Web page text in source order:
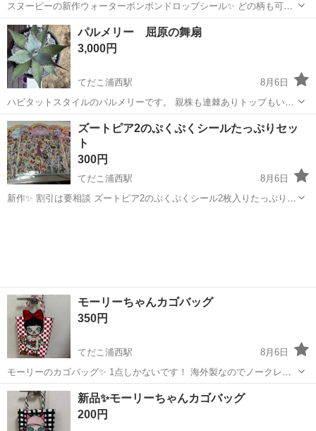
スヌーピーの新作ウォーターボンボンドロップシール✨ どの柄も可愛
いですよ🥰💕 各300に値下げ❗️ 海外製なのでノークレーム、ノーリター
ンでお願いします！
沖縄 沖縄市 てだこ浦西駅 ラッピング用品
パルメリー 屈原の舞扇
3,000円
てだこ浦西駅
8月6日
ハビタットスタイルのパルメリーです。 親株も連棘ありトップもいい
感じだと思います。 鉢ごとお渡しいたします
沖縄 うるま市 てだこ浦西駅 家庭用品 リー
ズートピア2のぷくぷくシールたっぷりセッ
ト
300円
てだこ浦西駅
8月6日
新作✨ 割引は要相談 ズートピア2のぷくぷくシール2枚入りたっぷりセ
モーリーちゃんカゴバッグ
350円
てだこ浦西駅
8月6日
モーリーのカゴバッグ✨ 1点しかないです！ 海外製なのでノークレー
ム、ノーリターンでお願いします！
沖縄 沖縄市 てだこ浦西駅 カゴ
新品✨モーリーちゃんカゴバッグ
200円